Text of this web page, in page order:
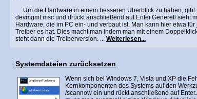
Um die Hardware in einem besseren Überblick zu haben,
devmgmt.msc und drückt anschließend auf Enter.Generell sieht
Hardware, die im PC ein- und verbaut ist. Man kann hier etwa
Treiber es hat. Dies macht man indem man mit einem
steht dann die Treiberversion. ... Weiterlesen...
Systemdateien zurücksetzen
Wenn sich bei Windows 7, Vista und XP die
Kernkomponenten des Systems auf den
/scannow ein und rückt anschließend auf